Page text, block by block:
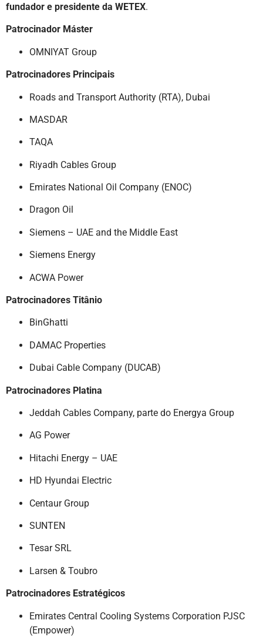
fundador e presidente da WETEX.
Patrocinador Máster
OMNIYAT Group
Patrocinadores Principais
Roads and Transport Authority (RTA), Dubai
MASDAR
TAQA
Riyadh Cables Group
Emirates National Oil Company (ENOC)
Dragon Oil
Siemens – UAE and the Middle East
Siemens Energy
ACWA Power
Patrocinadores Titânio
BinGhatti
DAMAC Properties
Dubai Cable Company (DUCAB)
Patrocinadores Platina
Jeddah Cables Company, parte do Energya Group
AG Power
Hitachi Energy – UAE
HD Hyundai Electric
Centaur Group
SUNTEN
Tesar SRL
Larsen & Toubro
Patrocinadores Estratégicos
Emirates Central Cooling Systems Corporation PJSC
(Empower)